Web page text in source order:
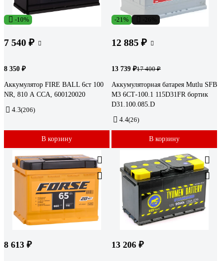
-10%
7 540 ₽
8 350 ₽
Аккумулятор FIRE BALL 6ст 100
NR, 810 А CCA, 600120020
4.3(206)
В корзину
-21%
12 885 ₽
13 739 ₽17 400 ₽
Аккумуляторная батарея Mutlu SFB
M3 6СТ-100.1 115D31FR бортик
D31.100.085.D
4.4(26)
В корзину
8 613 ₽ 13 206 ₽